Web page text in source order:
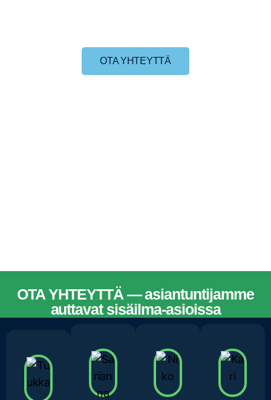
OTA YHTEYTTÄ
OTA YHTEYTTÄ — asiantuntijamme
auttavat sisäilma-asioissa
ASIANTUNTIJAMME